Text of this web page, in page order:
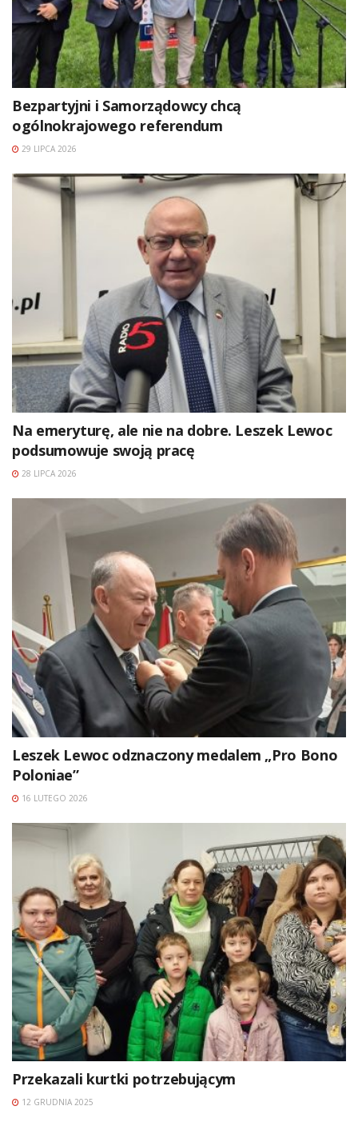
Bezpartyjni i Samorządowcy chcą
ogólnokrajowego referendum
29 LIPCA 2026
Na emeryturę, ale nie na dobre. Leszek Lewoc
podsumowuje swoją pracę
28 LIPCA 2026
Leszek Lewoc odznaczony medalem „Pro Bono
Poloniae”
16 LUTEGO 2026
Przekazali kurtki potrzebującym
12 GRUDNIA 2025